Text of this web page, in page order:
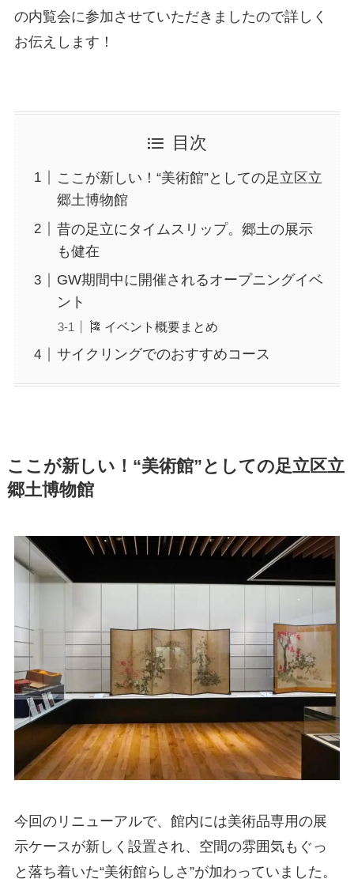
の内覧会に参加させていただきましたので詳しく
お伝えします！
目次
ここが新しい！“美術館”としての足立区立
郷土博物館
昔の足立にタイムスリップ。郷土の展示
も健在
GW期間中に開催されるオープニングイベ
ント
🎏 イベント概要まとめ
サイクリングでのおすすめコース
ここが新しい！“美術館”としての足立区立
郷土博物館
今回のリニューアルで、館内には美術品専用の展
示ケースが新しく設置され、空間の雰囲気もぐっ
と落ち着いた“美術館らしさ”が加わっていました。